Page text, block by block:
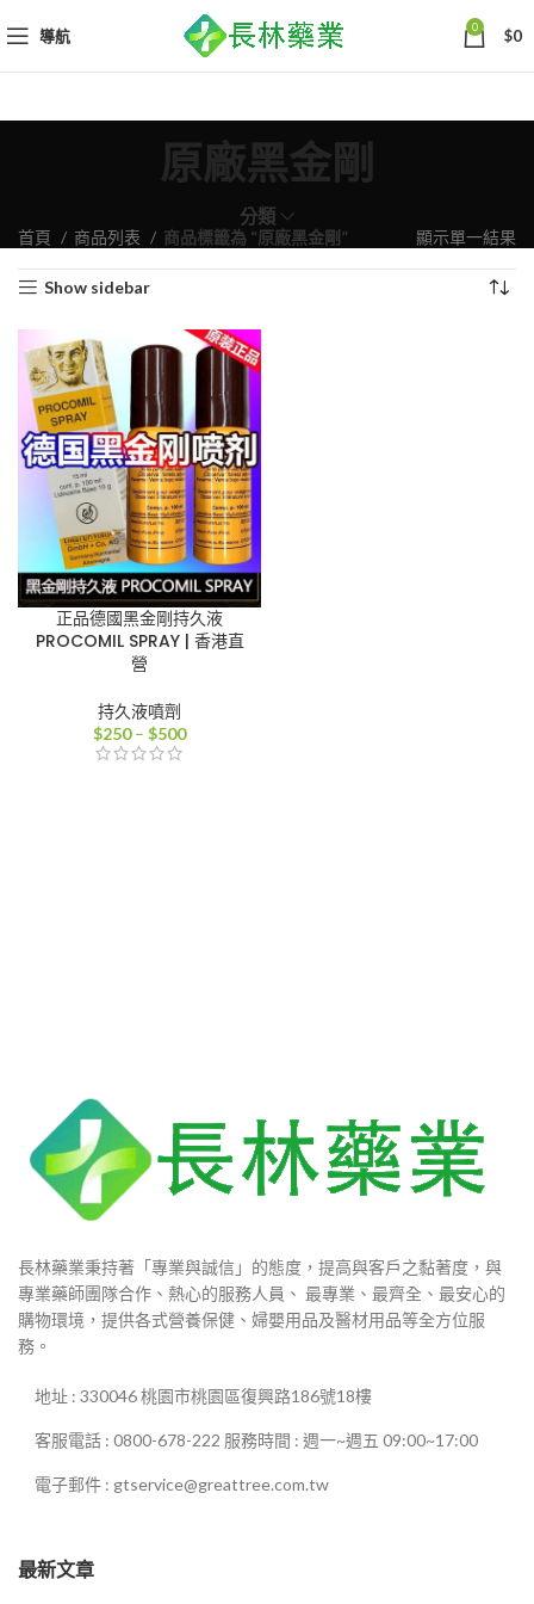
導航 0 $0
原廠黑金剛
分類
首頁 商品列表 商品標籤為 “原廠黑金剛” 顯示單一結果
Show sidebar
正品德國黑金剛持久液
PROCOMIL SPRAY | 香港直
營
持久液噴劑
$250 – $500價
長林藥業秉持著「專業與誠信」的態度，提高與客戶之黏著度，與
專業藥師團隊合作、熱心的服務人員、 最專業、最齊全、最安心的
購物環境，提供各式營養保健、婦嬰用品及醫材用品等全方位服
務。
地址 : 330046 桃園市桃園區復興路186號18樓
客服電話 : 0800-678-222 服務時間 : 週一~週五 09:00~17:00
電子郵件 : gtservice@greattree.com.tw
最新文章